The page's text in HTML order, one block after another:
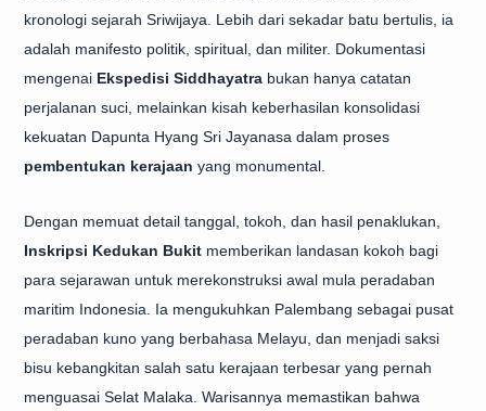
kronologi sejarah Sriwijaya. Lebih dari sekadar batu bertulis, ia
adalah manifesto politik, spiritual, dan militer. Dokumentasi
mengenai Ekspedisi Siddhayatra bukan hanya catatan
perjalanan suci, melainkan kisah keberhasilan konsolidasi
kekuatan Dapunta Hyang Sri Jayanasa dalam proses
pembentukan kerajaan yang monumental.
Dengan memuat detail tanggal, tokoh, dan hasil penaklukan,
Inskripsi Kedukan Bukit memberikan landasan kokoh bagi
para sejarawan untuk merekonstruksi awal mula peradaban
maritim Indonesia. Ia mengukuhkan Palembang sebagai pusat
peradaban kuno yang berbahasa Melayu, dan menjadi saksi
bisu kebangkitan salah satu kerajaan terbesar yang pernah
menguasai Selat Malaka. Warisannya memastikan bahwa